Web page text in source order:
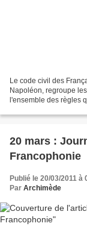
Le code civil des
Napoléon, regroupe
l'ensemble des règles
20 mars :
Francophonie
Publié le 20/03/2011 à
Par Archimède